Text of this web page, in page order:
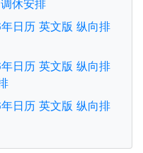
休安排
日历 英文版 纵向排
日历 英文版 纵向排
日历 英文版 纵向排